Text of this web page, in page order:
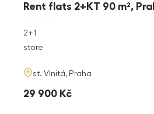
Rent flats 2+KT 90 m²,
rozměry
2+1
funkce
store
adresa
st. Vlnitá, Praha
cena
29 900 Kč